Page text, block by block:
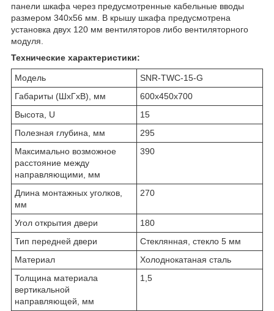
панели шкафа через предусмотренные кабельные вводы
размером 340х56 мм. В крышу шкафа предусмотрена
установка двух 120 мм вентиляторов либо вентиляторного
модуля.
Технические характеристики:
Модель
SNR-TWC-15-G
Габариты (ШхГхВ), мм
600х450х700
Высота, U
15
Полезная глубина, мм
295
Максимально возможное
расстояние между
направляющими, мм
390
Длина монтажных уголков,
мм
270
Угол открытия двери
180
Тип передней двери
Стеклянная, стекло 5 мм
Материал
Холоднокатаная сталь
Толщина материала
вертикальной
направляющей, мм
1,5